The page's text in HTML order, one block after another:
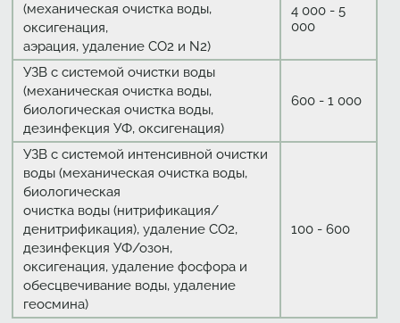
(механическая очистка воды,
оксигенация,
аэрация, удаление СО2 и N2)
4 000 - 5
000
УЗВ с системой очистки воды
(механическая очистка воды,
биологическая очистка воды,
дезинфекция УФ, оксигенация)
600 - 1 000
УЗВ с системой интенсивной очистки
воды (механическая очистка воды,
биологическая
очистка воды (нитрификация/
денитрификация), удаление СО2,
дезинфекция УФ/озон,
оксигенация, удаление фосфора и
обесцвечивание воды, удаление
геосмина)
100 - 600